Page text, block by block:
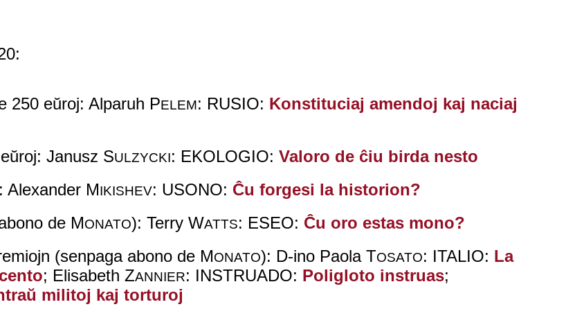
250 eŭroj: Alparuh PELEM: RUSIO: Konstituciaj amendoj kaj naciaj
Janusz SULZYCKI: EKOLOGIO:Valoro de ĉiu birda nesto
Alexander MIKISHEV: USONO: Ĉu forgesi la historion?
de MONATO): Terry WATTS: ESEO: Ĉu oro estas mono?
(senpaga abono de MONATO): D-ino Paola TOSATO: ITALIO: La
; Elisabeth ZANNIER: INSTRUADO: Poligloto instruas;
militoj kaj torturoj